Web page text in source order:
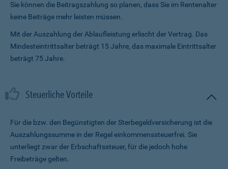
Sie können die Beitragszahlung so planen, dass Sie im Renten­alter
keine Beiträge mehr leisten müssen.
Mit der Auszahlung der Ablaufleistung erlischt der Vertrag. Das
Mindesteintrittsalter beträgt 15 Jahre, das maximale Eintrittsalter
beträgt 75 Jahre.
Steuerliche Vorteile
Für die bzw. den Begünstigten der Sterbegeldversicherung ist die
Auszahlungssumme in der Regel einkommenssteuerfrei. Sie
unterliegt zwar der Erbschaftssteuer, für die jedoch hohe
Freibeträge gelten.